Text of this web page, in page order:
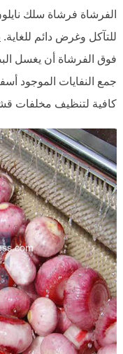
الفرشاة فرشاة سلك
للتآكل وغرض دائم
فوق الفرشاة أن يغسل
جمع النفايات الموجود
كافية لتنظيف مخلفات